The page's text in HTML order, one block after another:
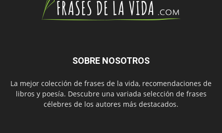
SOBRE NOSOTROS
La mejor colección de frases de la vida, recomendaciones de
libros y poesía. Descubre una variada selección de frases
célebres de los autores más destacados.